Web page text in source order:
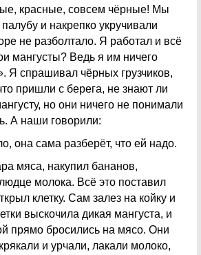
красные, совсем чёрные! Мы
и накрепко укручивали
не разболтало. Я работал и всё
мангусты? Ведь я им ничего
Я спрашивал чёрных грузчиков,
пришли с берега, не знают ли
но они ничего не понимали
А наши говорили:
она сама разберёт, что ей надо.
мяса, накупил бананов,
молока. Всё это поставил
клетку. Сам залез на койку и
выскочила дикая мангуста, и
прямо бросились на мясо. Они
и урчали, лакали молоко,